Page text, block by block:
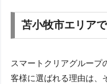
苫小牧市エリア
スマートクリアグループ
客様に選ばれる理由は、